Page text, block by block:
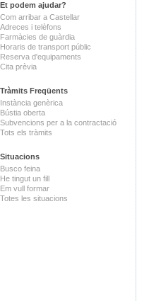
Et podem ajudar?
Com arribar a Castellar
Adreces i telèfons
Farmàcies de guàrdia
Horaris de transport públic
Reserva d'equipaments
Cita prèvia
Tràmits Freqüents
Instància genèrica
Bústia oberta
Subvencions per a la contractació
Tots els tràmits
Situacions
Busco feina
He tingut un fill
Em vull formar
Totes les situacions